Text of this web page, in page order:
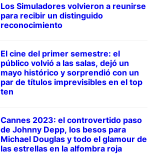
Los Simuladores volvieron a reunirse
para recibir un distinguido
reconocimiento
El cine del primer semestre: el
público volvió a las salas, dejó un
mayo histórico y sorprendió con un
par de títulos imprevisibles en el top
ten
Cannes 2023: el controvertido paso
de Johnny Depp, los besos para
Michael Douglas y todo el glamour de
las estrellas en la alfombra roja